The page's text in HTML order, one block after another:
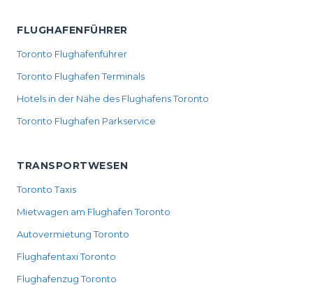
FLUGHAFENFÜHRER
Toronto Flughafenführer
Toronto Flughafen Terminals
Hotels in der Nähe des Flughafens Toronto
Toronto Flughafen Parkservice
TRANSPORTWESEN
Toronto Taxis
Mietwagen am Flughafen Toronto
Autovermietung Toronto
Flughafentaxi Toronto
Flughafenzug Toronto